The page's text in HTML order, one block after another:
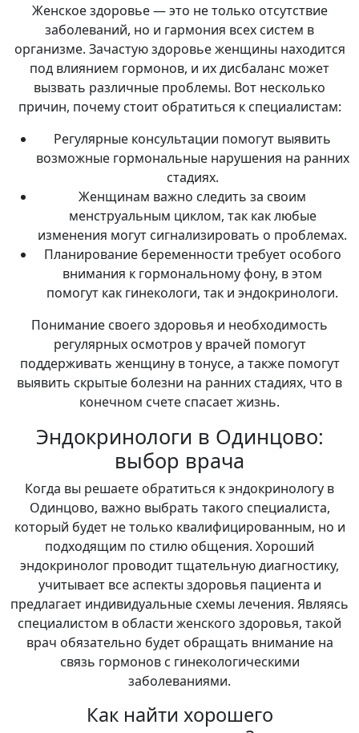
Женское здоровье — это не только отсутствие
заболеваний, но и гармония всех систем в
организме. Зачастую здоровье женщины находится
под влиянием гормонов, и их дисбаланс может
вызвать различные проблемы. Вот несколько
причин, почему стоит обратиться к специалистам:
Регулярные консультации помогут выявить
возможные гормональные нарушения на ранних
стадиях.
Женщинам важно следить за своим
менструальным циклом, так как любые
изменения могут сигнализировать о проблемах.
Планирование беременности требует особого
внимания к гормональному фону, в этом
помогут как гинекологи, так и эндокринологи.
Понимание своего здоровья и необходимость
регулярных осмотров у врачей помогут
поддерживать женщину в тонусе, а также помогут
выявить скрытые болезни на ранних стадиях, что в
конечном счете спасает жизнь.
Эндокринологи в Одинцово:
выбор врача
Когда вы решаете обратиться к эндокринологу в
Одинцово, важно выбрать такого специалиста,
который будет не только квалифицированным, но и
подходящим по стилю общения. Хороший
эндокринолог проводит тщательную диагностику,
учитывает все аспекты здоровья пациента и
предлагает индивидуальные схемы лечения. Являясь
специалистом в области женского здоровья, такой
врач обязательно будет обращать внимание на
связь гормонов с гинекологическими
заболеваниями.
Как найти хорошего